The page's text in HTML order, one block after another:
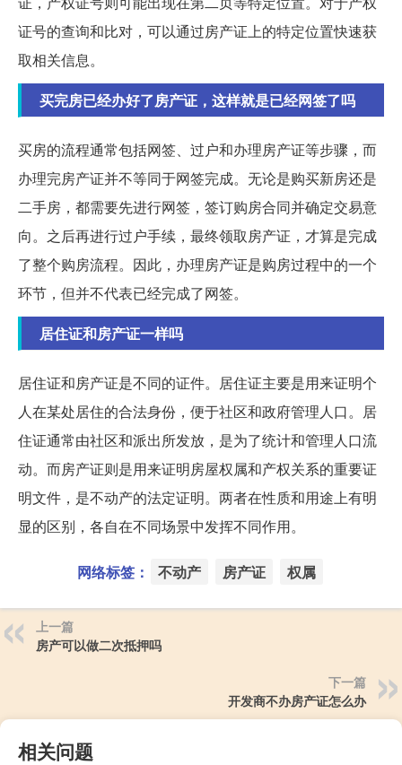
证号的查询和比对，可以通过房产证上的特定位置快速获
取相关信息。
买完房已经办好了房产证，这样就是已经网签了吗
买房的流程通常包括网签、过户和办理房产证等步骤，而
办理完房产证并不等同于网签完成。无论是购买新房还是
二手房，都需要先进行网签，签订购房合同并确定交易意
向。之后再进行过户手续，最终领取房产证，才算是完成
了整个购房流程。因此，办理房产证是购房过程中的一个
环节，但并不代表已经完成了网签。
居住证和房产证一样吗
居住证和房产证是不同的证件。居住证主要是用来证明个
人在某处居住的合法身份，便于社区和政府管理人口。居
住证通常由社区和派出所发放，是为了统计和管理人口流
动。而房产证则是用来证明房屋权属和产权关系的重要证
明文件，是不动产的法定证明。两者在性质和用途上有明
显的区别，各自在不同场景中发挥不同作用。
网络标签： 不动产 房产证 权属
上一篇
房产可以做二次抵押吗
下一篇
开发商不办房产证怎么办
相关问题